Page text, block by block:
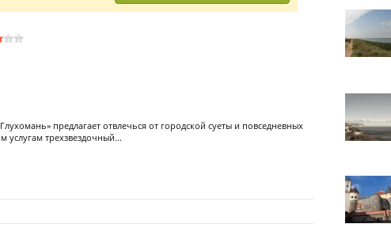
предлагает отвлечься от городской суеты и повседневных
услугам трехзвездочный...